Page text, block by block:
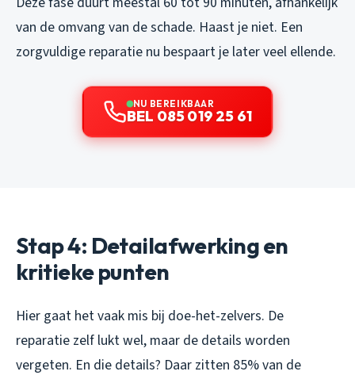
van de omvang van de schade. Haast je niet. Een
zorgvuldige reparatie nu bespaart je later veel ellende.
NU BEREIKBAAR
BEL 085 019 25 61
Stap 4: Detailafwerking en
kritieke punten
Hier gaat het vaak mis bij doe-het-zelvers. De
reparatie zelf lukt wel, maar de details worden
vergeten. En die details? Daar zitten 85% van de